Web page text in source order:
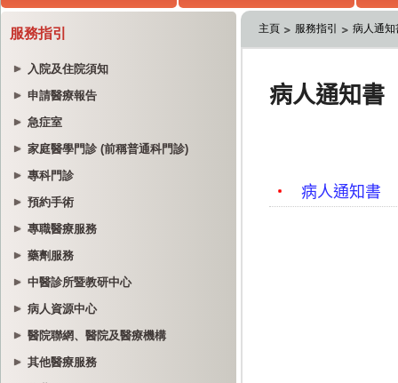
服務指引
入院及住院須知
申請醫療報告
急症室
家庭醫學門診 (前稱普通科門診)
專科門診
預約手術
專職醫療服務
藥劑服務
中醫診所暨教研中心
病人資源中心
醫院聯網、醫院及醫療機構
其他醫療服務
主頁 服務指引 病人通知